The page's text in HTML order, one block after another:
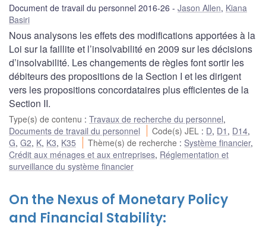
Document de travail du personnel 2016-26 Jason Allen, Kiana
Basiri
Nous analysons les effets des modifications apportées à la
Loi sur la faillite et l’insolvabilité en 2009 sur les décisions
d’insolvabilité. Les changements de règles font sortir les
débiteurs des propositions de la Section I et les dirigent
vers les propositions concordataires plus efficientes de la
Section II.
Type(s) de contenu : Travaux de recherche du personnel,
Documents de travail du personnel
Code(s) JEL : D, D1 , D14,
G, G2, K, K3, K35 Thème(s) de recherche : Système financier,
Crédit aux ménages et aux entreprises, Réglementation et
surveillance du système financier
On the Nexus of Monetary Policy
and Financial Stability: